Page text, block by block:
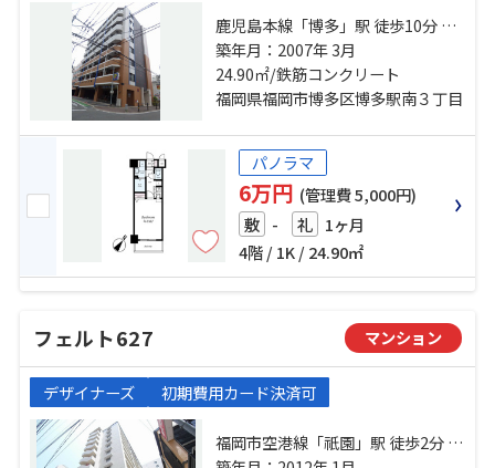
鹿児島本線「博多」駅 徒歩10分 福
岡市空港線「東比恵」駅 徒歩13分
福岡市七隈線「櫛田神社前」駅 徒
歩26分
築年月：2007年 3月
24.90㎡/鉄筋コンクリート
福岡県福岡市博多区博多駅南３丁目
パノラマ
6万円 (管理費 5,000円)
敷 - 礼 1ヶ月
4階 / 1K / 24.90㎡
フェルト627 マンション
デザイナーズ 初期費用カード決済可
福岡市空港線「祇園」駅 徒歩2分 鹿